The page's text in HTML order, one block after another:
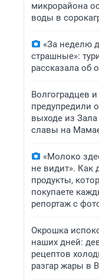
микрорайона
воды в
«За неделю
страшные»:
рассказала об
Волгоградцев и
предупредили
выходе из
славы на
«Молоко
не видит». Как
продукты,
покупаете
репортаж с
Окрошка
наших дней:
рецептов
разгар жары в